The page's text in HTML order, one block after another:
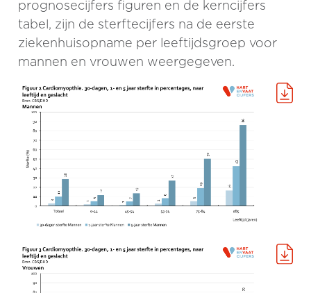
prognosecijfers figuren en de kerncijfers
tabel, zijn de sterftecijfers na de eerste
ziekenhuisopname per leeftijdsgroep voor
mannen en vrouwen weergegeven.